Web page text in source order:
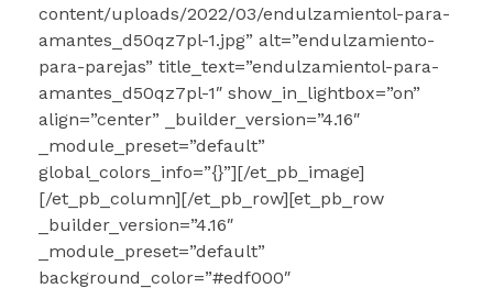
content/uploads/2022/03/endulzamientol-para-
amantes_d50qz7pl-1.jpg” alt=”endulzamiento-
para-parejas” title_text=”endulzamientol-para-
amantes_d50qz7pl-1″ show_in_lightbox=”on”
align=”center” _builder_version=”4.16″
_module_preset=”default”
global_colors_info=”{}”][/et_pb_image]
[/et_pb_column][/et_pb_row][et_pb_row
_builder_version=”4.16″
_module_preset=”default”
background_color=”#edf000″